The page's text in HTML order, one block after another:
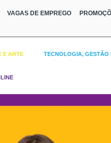
VAGAS DE EMPREGO
E ARTE TECNOLOGIA, GESTÃO